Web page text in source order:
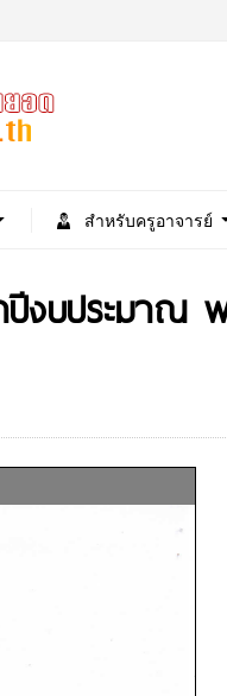
สำหรับครูอาจารย์
งบประมาณ